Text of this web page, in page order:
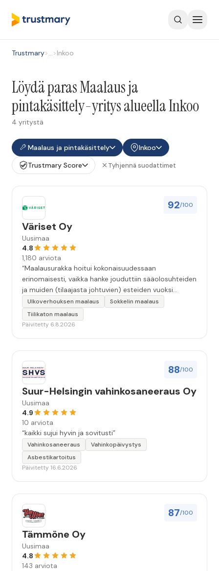
Trustmary>…>Inkoo
Löydä paras Maalaus ja
pintakäsittely-yritys alueella Inkoo
4 yritystä
Maalaus ja pintakäsittely
Inkoo
Trustmary Score
Tyhjennä suodattimet
92/100
Väriset Oy
Uusimaa
4.8
1,180 arviota
“Maalausurakka hoitui kokonaisuudessaan
erinomaisesti, vaikka hanke jouduttiin sääolosuhteiden
ja muiden (tilaajasta johtuvien) esteiden vuoksi
keskeyttämään n. 3 viikoksi. Maalaistulos on oikein
hyvä, yhteydenpito erinomaista, jälkityöt tehtiin
huolellisesti. Suosittelen. Erityiskiitos itse maalareille:
Ulkoverhouksen maalaus
Sokkelin maalaus
Tiilikaton maalaus
Päivitetty 6.8.2026
88/100
Suur-Helsingin vahinkosaneeraus Oy
Uusimaa
4.9
10 arviota
“kaikki sujui hyvin ja sovitusti”
Vahinkosaneeraus
Vahinkopäivystys
Asbestikartoitus
Päivitetty 16.6.2026
87/100
Tämmöne Oy
Uusimaa
4.8
143 arviota